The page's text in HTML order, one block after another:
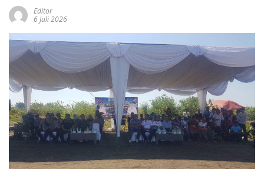
Editor
6 Juli 2026